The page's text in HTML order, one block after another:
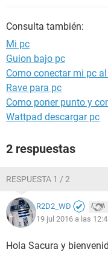
Consulta también:
Mi pc
Guion bajo pc
Como conectar mi pc
Rave para pc
Como poner punto y
Wattpad descargar pc
2 respuestas
RESPUESTA 1 / 2
R2D2_WD
19 jul 2016 a las
Hola Sacura y